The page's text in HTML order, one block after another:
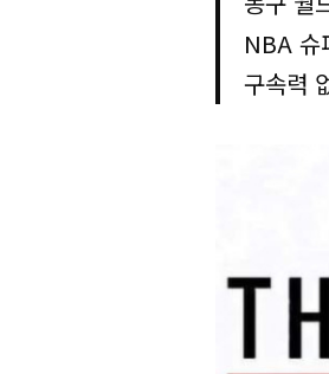
NBA 슈
구속력